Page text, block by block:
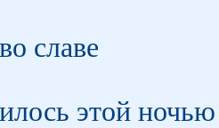
славе
этой ночью